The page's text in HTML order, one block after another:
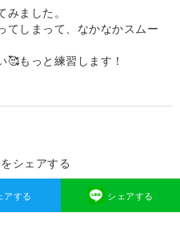
ました。
しまって、なかなかスムー
もっと練習します！
シェアする
アする シェアする